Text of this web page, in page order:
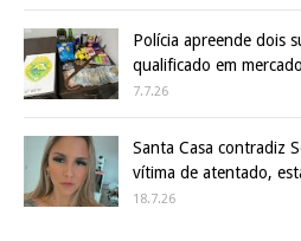
Polícia apreende dois
qualificado em
7.7.26
Santa Casa contradiz
vítima de atentado,
18.7.26